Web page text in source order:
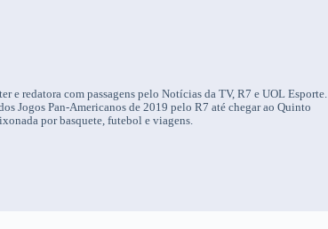
e redatora com passagens pelo Notícias da TV, R7 e UOL
Jogos Pan-Americanos de 2019 pelo R7 até chegar ao Quinto
por basquete, futebol e viagens.